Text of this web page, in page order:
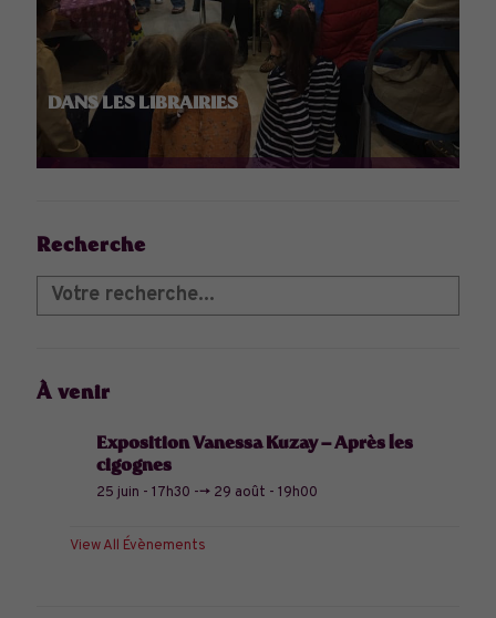
DANS LES LIBRAIRIES
Recherche
À venir
Exposition Vanessa Kuzay – Après les
cigognes
25 juin - 17h30 --> 29 août - 19h00
View All Évènements